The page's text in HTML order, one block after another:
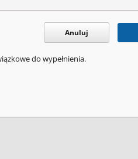
Anuluj
do wypełnienia.